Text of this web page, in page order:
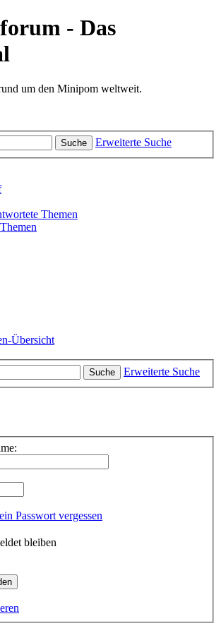
- Das
um den Minipom weltweit.
Suche Erweiterte Suche
Themen
Übersicht
Suche
Erweiterte Suche
Passwort vergessen
bleiben